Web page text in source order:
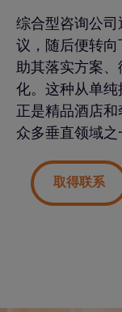
综合型咨询公
议，随后便转
助其落实方案
化。这种从单纯
正是精品酒店
众多垂直领域之
取得联系